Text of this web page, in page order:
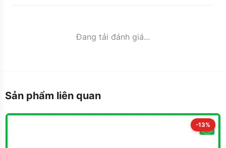
Đang tải đánh giá...
Sản phẩm liên quan
-13%